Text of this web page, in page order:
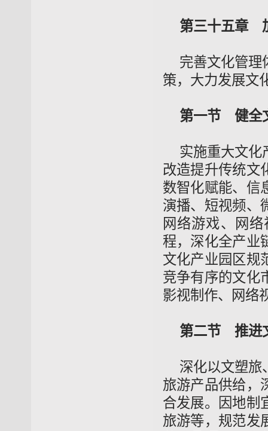
第三十五章
完善文化管
策，大力发展文
第一节 健全
实施重大文
改造提升传统文
数智化赋能、信
演播、短视频、
网络游戏、网
程，深化全产业
文化产业园区规
竞争有序的文化
影视制作、网络
第二节 推进
深化以文塑
旅游产品供给，
合发展。因地制
旅游等，规范发